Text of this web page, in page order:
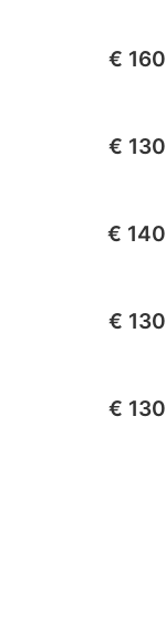
€ 160
€ 130
€ 140
€ 130
€ 130